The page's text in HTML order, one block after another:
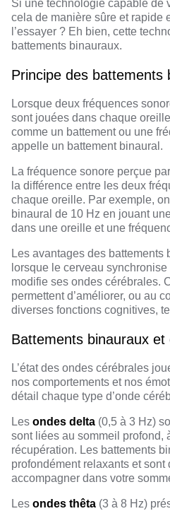
Si une technologie capable de
cela de manière sûre et rapide
l’essayer ? Eh bien, cette
battements binauraux.
Principe des battements
Lorsque deux fréquences
sont jouées dans chaque
comme un battement ou une
appelle un battement binaural.
La fréquence sonore perçue
la différence entre les deux
chaque oreille. Par exemple,
binaural de 10 Hz en jouant
dans une oreille et une
Les avantages des battements
lorsque le cerveau
modifie ses ondes cérébrales.
permettent d’améliorer, ou au
diverses fonctions cognitives,
Battements binauraux
L’état des ondes cérébrales
nos comportements et nos
détail chaque type d’onde
Les ondes delta (0,5 à 3 Hz)
sont liées au sommeil profond,
récupération. Les battements
profondément relaxants et
accompagner dans votre
Les ondes thêta (3 à 8 Hz)